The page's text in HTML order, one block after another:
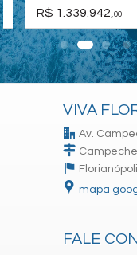
R$ 1.339.942, 00
VIVA
Av.
mapa
FALE